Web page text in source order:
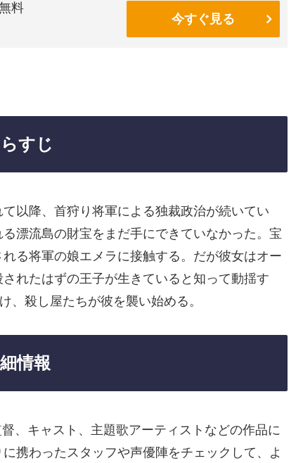
料
今すぐ見る
すじ
以降、首狩り将軍による独裁政治が続いてい
漂流島の財宝をまだ手にできていなかった。宝
る将軍の娘エメラに接触する。だが彼女はオー
れたはずの王子が生きていると知って動揺す
、殺し屋たちが彼を襲い始める。
情報
、キャスト、主題歌アーティストなどの作品に
携わったスタッフや声優陣をチェックして、よ